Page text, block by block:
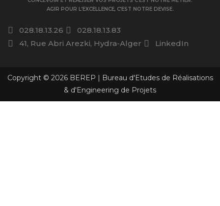
AGIR POUR L’EXCELLENCE, C’EST NOTRE DEVISE.
028.18.13.26
028.18.13.83
41, Rue Abri Arezki, Hydra-Alger
LinkedIn
Copyright © 2026 BEREP | Bureau d'Etudes de Réalisations
& d'Engineering de Projets